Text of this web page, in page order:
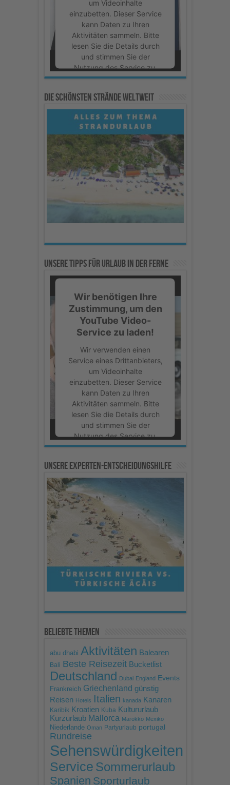
um Videoinhalte
einzubetten. Dieser Service
kann Daten zu Ihren
Aktivitäten sammeln. Bitte
lesen Sie die Details durch
und stimmen Sie der
Nutzung des Service zu,
um dieses Video
Mehr Informationen
Akzeptieren
powered by Usercentrics
Consent Management
Platform
Die schönsten Strände weltweit
Unsere Tipps für Urlaub in der Ferne
Wir benötigen Ihre
Zustimmung, um den
YouTube Video-
Service zu laden!
Wir verwenden einen
Service eines Drittanbieters,
um Videoinhalte
einzubetten. Dieser Service
kann Daten zu Ihren
Aktivitäten sammeln. Bitte
lesen Sie die Details durch
und stimmen Sie der
Nutzung des Service zu,
um dieses Video
Mehr Informationen
Akzeptieren
powered byUsercentrics
Consent Management
Platform
Unsere Experten-Entscheidungshilfe
Beliebte Themen
abu dhabi Aktivitäten Balearen
Bali Beste Reisezeit Bucketlist
Deutschland Dubai England Events
Frankreich Griechenland günstig
Reisen Hotels Italien kanada Kanaren
Karibik Kroatien Kuba Kultururlaub
Kurzurlaub Mallorca Marokko Mexiko
Niederlande Oman Partyurlaub portugal
Rundreise
Sehenswürdigkeiten
Service Sommerurlaub
Spanien Sporturlaub